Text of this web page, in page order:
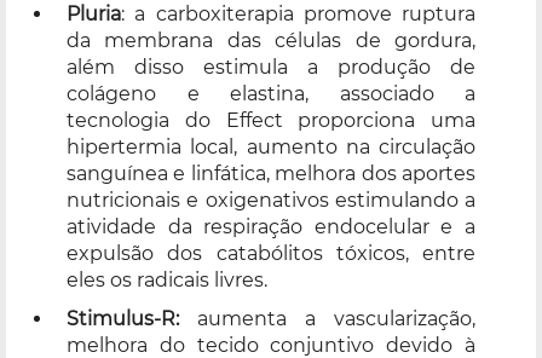
Pluria: a carboxiterapia promove ruptura
da membrana das células de gordura,
além disso estimula a produção de
colágeno e elastina, associado a
tecnologia do Effect proporciona uma
hipertermia local, aumento na circulação
sanguínea e linfática, melhora dos aportes
nutricionais e oxigenativos estimulando a
atividade da respiração endocelular e a
expulsão dos catabólitos tóxicos, entre
eles os radicais livres.
Stimulus-R:aumenta a vascularização,
melhora do tecido conjuntivo devido à